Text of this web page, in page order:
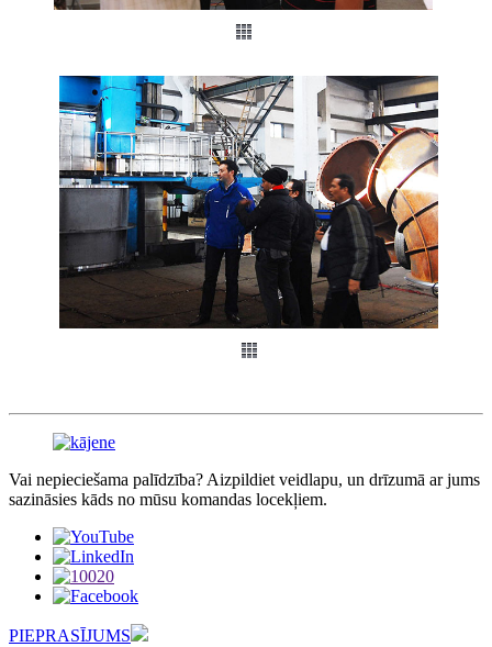
Vai nepieciešama palīdzība? Aizpildiet veidlapu, un drīzumā ar jums
sazināsies kāds no mūsu komandas locekļiem.
PIEPRASĪJUMS